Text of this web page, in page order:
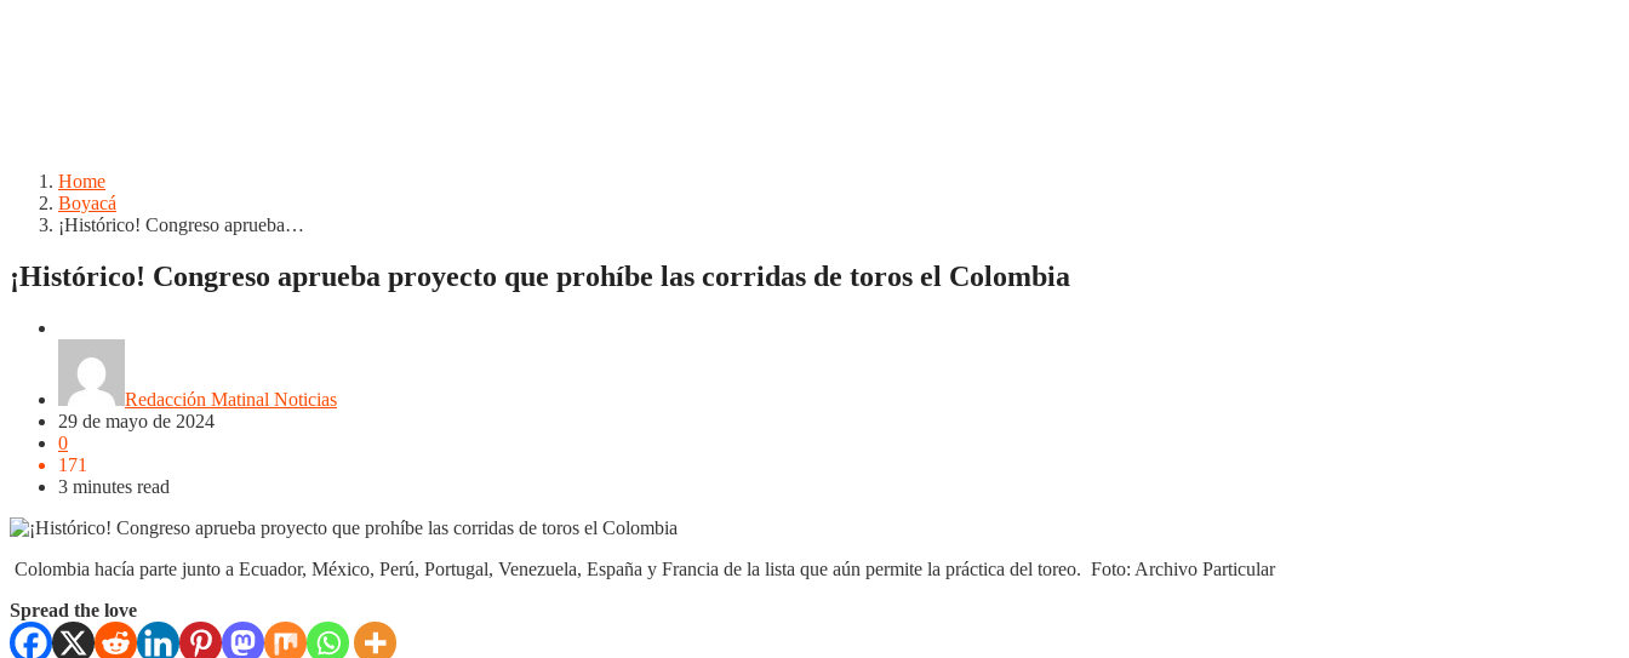
Home
Boyacá
¡Histórico! Congreso aprueba…
¡Histórico! Congreso aprueba proyecto que prohíbe las corridas de toros el Colombia
Redacción Matinal Noticias
29 de mayo de 2024
0
171
3 minutes read
Colombia hacía parte junto a Ecuador, México, Perú, Portugal, Venezuela, España y Francia de la lista que aún permite la práctica del toreo. Foto: Archivo Particular
Spread the love